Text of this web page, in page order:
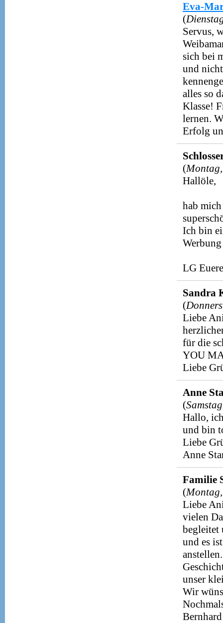
Eva-
(
Servus,
sich bei
und
alles so
Klasse!
lernen.
Erfolg
(
Hallöle,
hab
Ich bin
LG
Sandra
(
Liebe
für die
YOU
Liebe
Anne
(
Hallo,
und bin
Liebe
Anne
Familie
(
Liebe
vielen
begleitet
und es
unser
Wir